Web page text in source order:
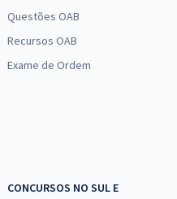
Questões OAB
Recursos OAB
Exame de Ordem
CONCURSOS NO SUL E